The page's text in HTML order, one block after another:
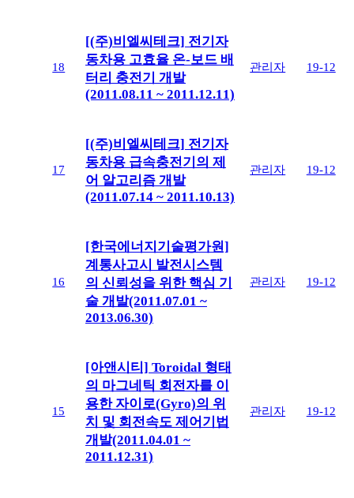
18
[(주)비엘씨테크] 전기자
동차용 고효율 온-보드 배
터리 충전기 개발
(2011.08.11 ~ 2011.12.11)
관리자 19-12
17
[(주)비엘씨테크] 전기자
동차용 급속충전기의 제
어 알고리즘 개발
(2011.07.14 ~ 2011.10.13)
관리자 19-12
16
[한국에너지기술평가원]
계통사고시 발전시스템
의 신뢰성을 위한 핵심 기
술 개발(2011.07.01 ~
2013.06.30)
관리자 19-12
15
[아앤시티] Toroidal 형태
의 마그네틱 회전자를 이
용한 자이로(Gyro)의 위
치 및 회전속도 제어기법
개발(2011.04.01 ~
2011.12.31)
관리자 19-12